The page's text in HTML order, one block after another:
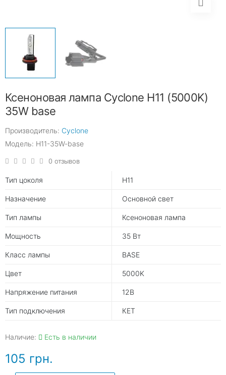
Ксеноновая лампа Cyclone H11 (5000K)
35W base
Производитель: Cyclone
Модель: H11-35W-base
0 отзывов
Тип цоколя H11
Назначение Основной свет
Тип лампы Ксеноновая лампа
Мощность 35 Вт
Класс лампы BASE
Цвет 5000K
Напряжение питания 12В
Тип подключения КЕТ
Наличие: Есть в наличии
105 грн.